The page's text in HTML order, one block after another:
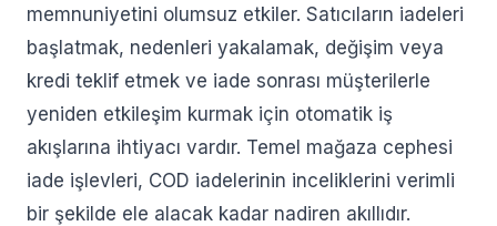
memnuniyetini olumsuz etkiler. Satıcıların iadeleri
başlatmak, nedenleri yakalamak, değişim veya
kredi teklif etmek ve iade sonrası müşterilerle
yeniden etkileşim kurmak için otomatik iş
akışlarına ihtiyacı vardır. Temel mağaza cephesi
iade işlevleri, COD iadelerinin inceliklerini verimli
bir şekilde ele alacak kadar nadiren akıllıdır.